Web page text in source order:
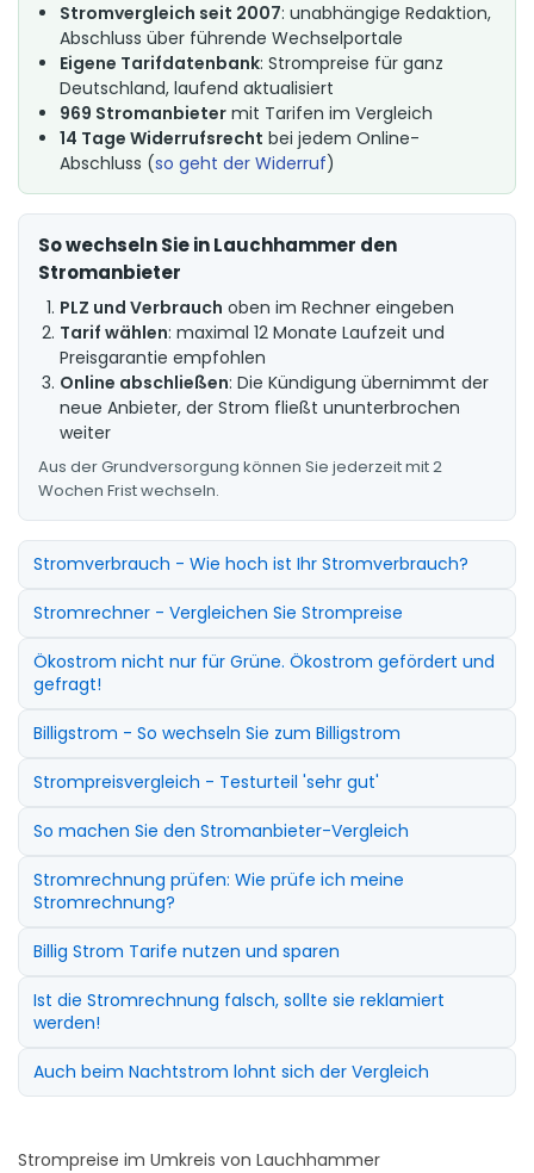
Stromvergleich seit 2007: unabhängige Redaktion,
Abschluss über führende Wechselportale
Eigene Tarifdatenbank: Strompreise für ganz
Deutschland, laufend aktualisiert
969 Stromanbieter mit Tarifen im Vergleich
14 Tage Widerrufsrecht bei jedem Online-
Abschluss (so geht der Widerruf)
So wechseln Sie in Lauchhammer den
Stromanbieter
PLZ und Verbrauch oben im Rechner eingeben
Tarif wählen: maximal 12 Monate Laufzeit und
Preisgarantie empfohlen
Online abschließen: Die Kündigung übernimmt der
neue Anbieter, der Strom fließt ununterbrochen
weiter
Aus der Grundversorgung können Sie jederzeit mit 2
Wochen Frist wechseln.
Stromverbrauch - Wie hoch ist Ihr Stromverbrauch?
Stromrechner - Vergleichen Sie Strompreise
Ökostrom nicht nur für Grüne. Ökostrom gefördert und
gefragt!
Billigstrom - So wechseln Sie zum Billigstrom
Strompreisvergleich - Testurteil 'sehr gut'
So machen Sie den Stromanbieter-Vergleich
Stromrechnung prüfen: Wie prüfe ich meine
Stromrechnung?
Billig Strom Tarife nutzen und sparen
Ist die Stromrechnung falsch, sollte sie reklamiert
werden!
Auch beim Nachtstrom lohnt sich der Vergleich
Strompreise im Umkreis von Lauchhammer